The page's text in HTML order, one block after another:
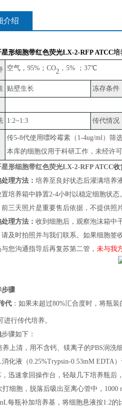
介绍
星形细胞带红色荧光LX-2-RFP ATCC培
空气， 95%；CO2 ， 5% ；37℃
贴壁生长 冻存条件
1:2~1:3 传代情况
传5-8代使用嘌呤霉素（1-4ug/ml）筛
本库的细胞仅用于科研工作，未经许
星形细胞带红色荧光LX-2-RFP ATCC收
理方法： 培养至良好状态后灌满培养
培养箱中静置2-4小时以稳定细胞状态
前三天照片是重要售后依据，不提供照
理方法： 收到细胞后，观察泡沫箱中
及时拍照并与我们联系。如果细胞签
您沟通指导后再复苏第二管， 未与我
步骤
代 ： 如果未超过80%汇合度时，将瓶
进行传代培养。
步骤如下：
养上清，用不含钙、镁离子的PBS润洗
消化液（0.25%Trypsin-0.53mM EDTA
，迅速拿回操作台，轻敲几下培养瓶后
打细胞，脱落后吸出至离心管中，1000
每瓶补加培养基，将细胞悬液按1:2的